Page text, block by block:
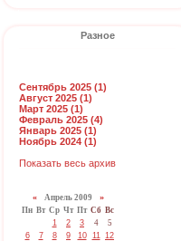
Разное
Сентябрь 2025 (1)
Август 2025 (1)
Март 2025 (1)
Февраль 2025 (4)
Январь 2025 (1)
Ноябрь 2024 (1)
Показать весь архив
«Апрель 2009 »
Пн Вт Ср Чт Пт Сб Вс
1
2 3 4
5
6
7 8 9 10 11 12